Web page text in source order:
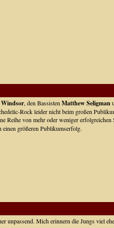
, den Bassisten Matthew Seligman
Rock leider nicht beim großen
Reihe von mehr oder weniger erfolgreichen
größeren Publikumserfolg.
Mich erinnern die Jungs viel